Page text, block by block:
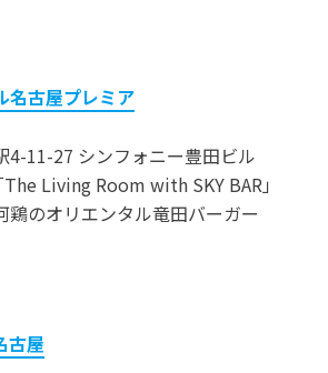
名古屋プレミア
4-11-27 シンフォニー豊田ビル
The Living Room with SKY BAR」
鶏のオリエンタル竜田バーガー
古屋